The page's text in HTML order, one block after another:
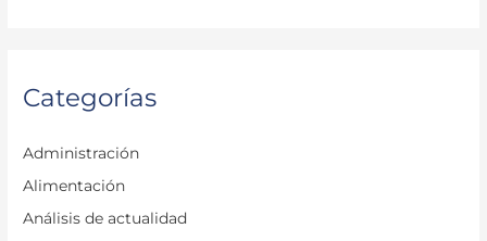
Categorías
Administración
Alimentación
Análisis de actualidad